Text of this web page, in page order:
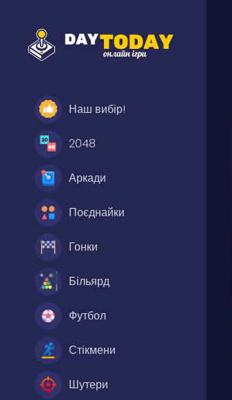
Наш вибір!
2048
Аркади
Поєднайки
Гонки
Більярд
Футбол
Стікмени
Шутери